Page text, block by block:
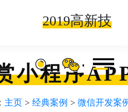
2019高新技
小程序
主页 >经典案例 >微信开发案